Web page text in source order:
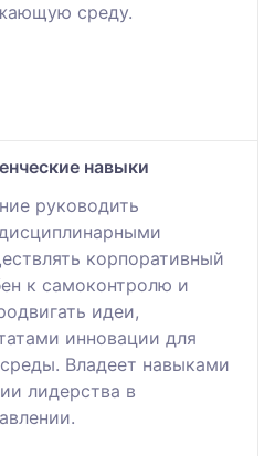
среду.
навыки
руководить
корпоративный
к самоконтролю и
идеи,
инновации для
Владеет навыками
лидерства в